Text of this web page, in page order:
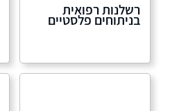
רשלנות רפואית
בניתוחים פלסטיים